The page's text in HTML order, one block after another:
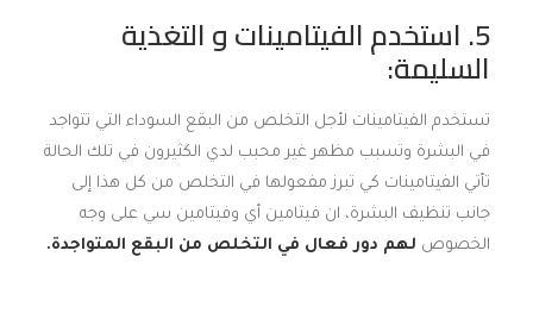
5. استخدم الفيتامينات و التغذية
السليمة:
تستخدم الفيتامينات لأجل التخلص من البقع السوداء التي تتواجد
في البشرة وتسبب مظهر غير محبب لدي الكثيرون في تلك الحالة
تأتي الفيتامينات كي تبرز مفعولها في التخلص من كل هذا إلى
جانب تنظيف البشرة، ان فيتامين أي وفيتامين سي على وجه
الخصوص لهم دور فعال في التخلص من البقع المتواجدة.